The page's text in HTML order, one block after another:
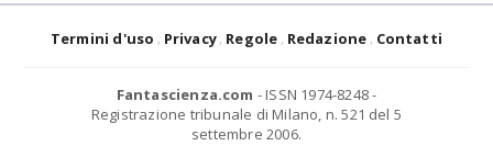
Termini d'uso Privacy Regole Redazione Contatti
Fantascienza.com - ISSN 1974-8248 -
Registrazione tribunale di Milano, n. 521 del 5
settembre 2006.